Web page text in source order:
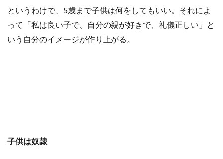
というわけで、5歳まで子供は何をしてもいい。それによ
って「私は良い子で、自分の親が好きで、礼儀正しい」と
いう自分のイメージが作り上がる。
子供は奴隷